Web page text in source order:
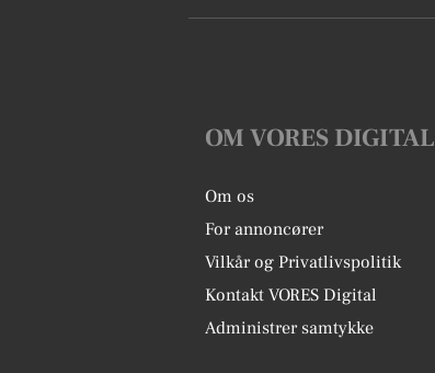
OM VORES DIGITAL
Om os
For annoncører
Vilkår og Privatlivspolitik
Kontakt VORES Digital
Administrer samtykke